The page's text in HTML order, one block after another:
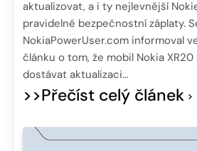
aktualizovat, a i ty nejlevnější
pravidelné bezpečnostní záplaty.
NokiaPowerUser.com informoval
článku o tom, že mobil Nokia
dostávat aktualizaci…
>>Přečíst celý článek